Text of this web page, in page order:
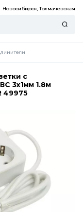
Новосибирск, Толмачевская
с
3x1мм 1.8м
49975